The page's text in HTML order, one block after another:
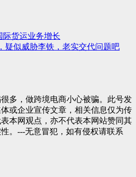
际货运业务增长
疑似威胁李铁，老实交代问题吧
多，做跨境电商小心被骗。此号发
或企业宣传文章，相关信息仅为传
本网观点，亦不代表本网站赞同其
。---无意冒犯，如有侵权请联系